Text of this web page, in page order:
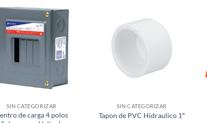
SIN CATEGORIZAR
de carga 4 polos
SIN CATEGORIZAR
Tapon de PVC Hidraulico 1″